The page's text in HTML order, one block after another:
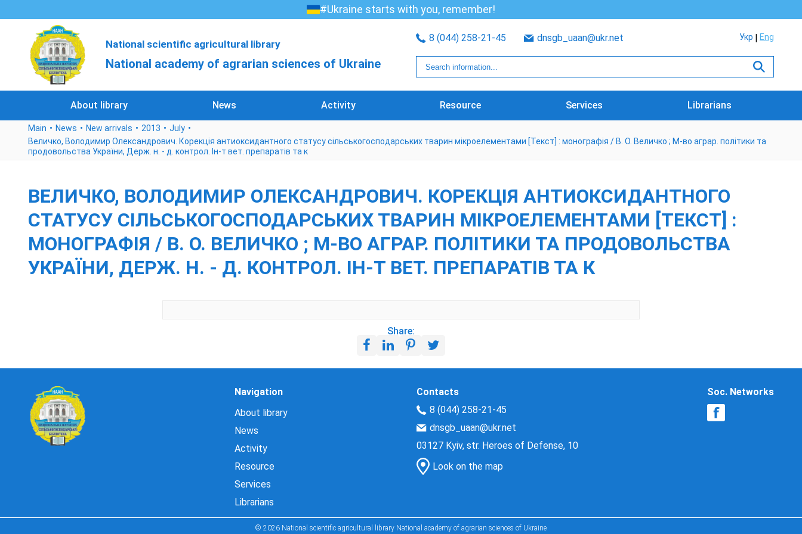
#Ukraine starts with you, remember!
National scientific agricultural library
National academy of agrarian sciences of Ukraine
8 (044) 258-21-45 dnsgb_uaan@ukr.net Укр Eng
About library News Activity Resource Services Librarians
Main News New arrivals 2013
July
Величко, Володимир Олександрович. Корекція антиоксидантного статусу сільськогосподарських тварин мікроелементами [Текст] : монографія / В. О. Величко ; М-во аграр. політики та
продовольства України, Держ. н. - д. контрол. Ін-т вет. препаратів та к
ВЕЛИЧКО, ВОЛОДИМИР ОЛЕКСАНДРОВИЧ. КОРЕКЦІЯ АНТИОКСИДАНТНОГО
СТАТУСУ СІЛЬСЬКОГОСПОДАРСЬКИХ ТВАРИН МІКРОЕЛЕМЕНТАМИ [ТЕКСТ] :
МОНОГРАФІЯ / В. О. ВЕЛИЧКО ; М-ВО АГРАР. ПОЛІТИКИ ТА ПРОДОВОЛЬСТВА
УКРАЇНИ, ДЕРЖ. Н. - Д. КОНТРОЛ. ІН-Т ВЕТ. ПРЕПАРАТІВ ТА К
Share:
Navigation
About library
News
Activity
Resource
Services
Librarians
Contacts
8 (044) 258-21-45
dnsgb_uaan@ukr.net
03127 Kyiv, str. Heroes of Defense, 10
Look on the map
Soc. Networks
© 2026 National scientific agricultural library National academy of agrarian sciences of Ukraine